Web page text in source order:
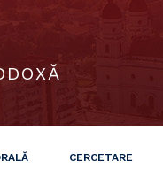
CERCETARE